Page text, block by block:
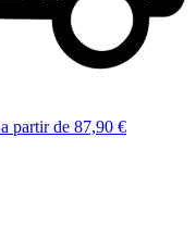
a partir de 87,90 €